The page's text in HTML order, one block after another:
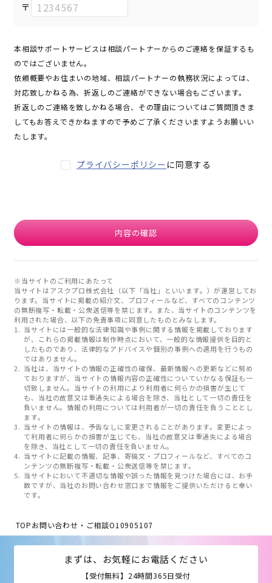
〒
本相談サポートサービスは相談パートナーからのご連絡を保証するも
のではございません。
依頼概要やお住まいの地域、相談パートナーの執務状況によっては、
対応致しかねる為、折返しのご連絡ができない場合もございます。
折返しのご連絡を致しかねる場合、その理由についてはご質問頂きま
してもお答えできかねますので予めご了承くださいますようお願いい
たします。
プライバシーポリシー に同意する
内容の確認
※当サイトのご利用にあたって
当サイトはアスクプロ株式会社（以下「当社」といいます。）が運営してお
ります。当サイトに掲載の紹介文、プロフィールなど、すべてのコンテンツ
の無断複写・転載・公衆送信等を禁じます。また、当サイトのコンテンツを
利用された場合、以下の免責事項に同意したものとみなします。
当サイトには一般的な法律知識や事例に関する情報を掲載しております
が、これらの掲載情報は制作時点において、一般的な情報提供を目的と
したものであり、法律的なアドバイスや個別の事例への適用を行うもの
ではありません。
当社は、当サイトの情報の正確性の確保、最新情報への更新などに努め
ておりますが、当サイトの情報内容の正確性についていかなる保証も一
切致しません。当サイトの利用により利用者に何らかの損害が生じて
も、当社の故意又は重過失による場合を除き、当社として一切の責任を
負いません。情報の利用については利用者が一切の責任を負うこととし
ます。
当サイトの情報は、予告なしに変更されることがあります。変更によっ
て利用者に何らかの損害が生じても、当社の故意又は重過失による場合
を除き、当社として一切の責任を負いません。
当サイトに記載の情報、記事、寄稿文・プロフィールなど、すべてのコ
ンテンツの無断複写・転載・公衆送信等を禁じます。
当サイトにおいて不適切な情報や誤った情報を見つけた場合には、お手
数ですが、当社のお問い合わせ窓口まで情報をご提供いただけると幸い
です。
TOPお問い合わせ・ご相談O10905107
まずは、お気軽にお電話ください
【受付無料】24時間365日受付